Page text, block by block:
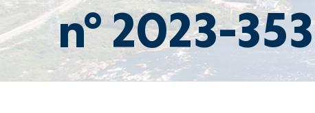
n° 2023-353